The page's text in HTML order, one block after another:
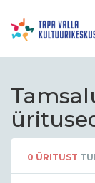
0 ÜRITUST